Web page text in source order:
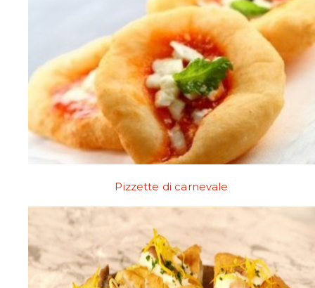
Pizzette di carnevale